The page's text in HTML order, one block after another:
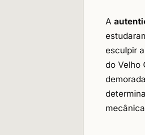
A
esculpir
do Velho